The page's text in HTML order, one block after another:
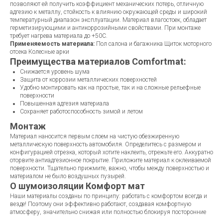
позволяют ей получить коэффициент механических потерь, отличную
адгезию к металлу, стойкость к влиянию окружающей среды и широкий
температурный диапазон эксплуатации. Материал влагостоек, обладает
герметизирующими и антикоррозийными свойствами. При монтаже
требует нагрева материала до +50С.
Применяемость материала: Пол салона и багажника Щиток моторного
отсека Колесные арки
Преимущества материалов Comfortmat:
Снижается уровень шума
Защита от коррозии металлических поверхностей
Удобно монтировать как на простые, так и на сложные рельефные
поверхности
Повышенная адгезия материала
Сохраняет работоспособность зимой и летом
Монтаж
Материал наносится первым слоем на чистую обезжиренную
металлическую поверхность автомобиля. Определитесь с размером и
конфигурацией отрезка, который хотите наклеить, отрежьте его. Аккуратно
оторвите антиадгезионное покрытие. Приложите материал к оклеиваемой
поверхности. Тщательно прижмите, важно, чтобы между поверхностью и
материалом не было воздушных пузырей.
О шумоизоляции Комфорт мат
Наши материалы созданы по принципу: работать с комфортом всегда и
везде! Поэтому они эффективно работают, создавая комфортную
атмосферу, значительно снижая или полностью блокируя посторонние